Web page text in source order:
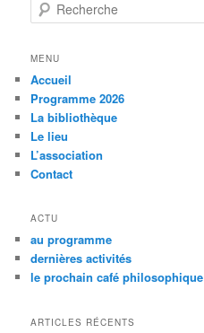
e
h
r
c
h
e
MENU
Accueil
Programme 2026
La bibliothèque
Le lieu
L’association
Contact
ACTU
au programme
dernières activités
le prochain café philosophique
ARTICLES RÉCENTS